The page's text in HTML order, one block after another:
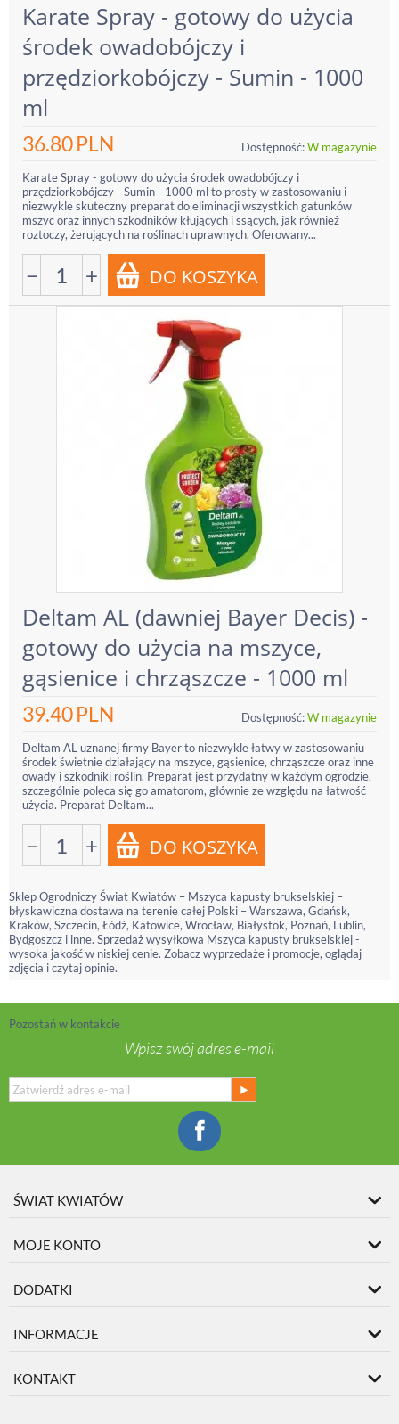
Karate Spray - gotowy do użycia
środek owadobójczy i
przędziorkobójczy - Sumin - 1000
ml
36.80PLN Dostępność:W magazynie
Karate Spray - gotowy do użycia środek owadobójczy i
przędziorkobójczy - Sumin - 1000 ml to prosty w zastosowaniu i
niezwykle skuteczny preparat do eliminacji wszystkich gatunków
mszyc oraz innych szkodników kłujących i ssących, jak również
roztoczy, żerujących na roślinach uprawnych. Oferowany...
− +
Deltam AL (dawniej Bayer Decis) -
gotowy do użycia na mszyce,
gąsienice i chrząszcze - 1000 ml
39.40PLN Dostępność:W magazynie
Deltam AL uznanej firmy Bayer to niezwykle łatwy w zastosowaniu
środek świetnie działający na mszyce, gąsienice, chrząszcze oraz inne
owady i szkodniki roślin. Preparat jest przydatny w każdym ogrodzie,
szczególnie poleca się go amatorom, głównie ze względu na łatwość
użycia. Preparat Deltam...
− +
Sklep Ogrodniczy Świat Kwiatów – Mszyca kapusty brukselskiej –
błyskawiczna dostawa na terenie całej Polski – Warszawa, Gdańsk,
Kraków, Szczecin, Łódź, Katowice, Wrocław, Białystok, Poznań, Lublin,
Bydgoszcz i inne. Sprzedaż wysyłkowa Mszyca kapusty brukselskiej -
wysoka jakość w niskiej cenie. Zobacz wyprzedaże i promocje, oglądaj
zdjęcia i czytaj opinie.
Pozostań w kontakcie
Wpisz swój adres e-mail
ŚWIAT KWIATÓW
MOJE KONTO
DODATKI
INFORMACJE
KONTAKT